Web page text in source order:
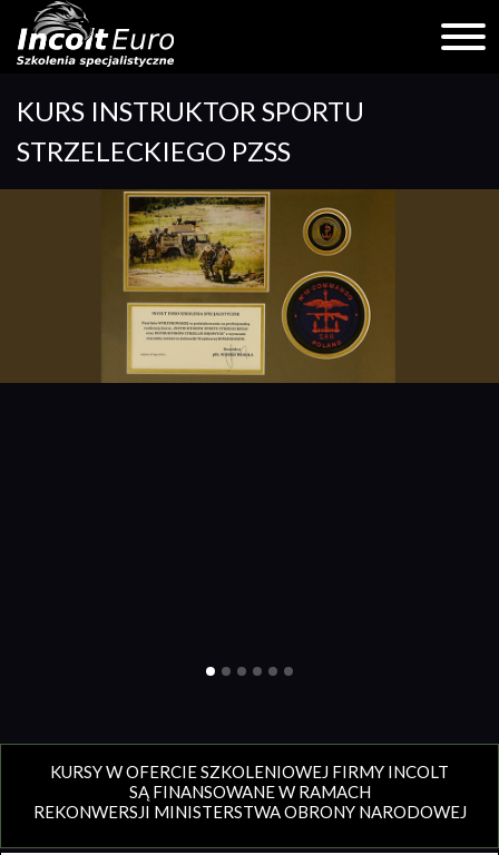
content
KURS INSTRUKTOR SPORTU
STRZELECKIEGO PZSS
KURSY W OFERCIE SZKOLENIOWEJ FIRMY INCOLT
SĄ FINANSOWANE W RAMACH
REKONWERSJI MINISTERSTWA OBRONY NARODOWEJ